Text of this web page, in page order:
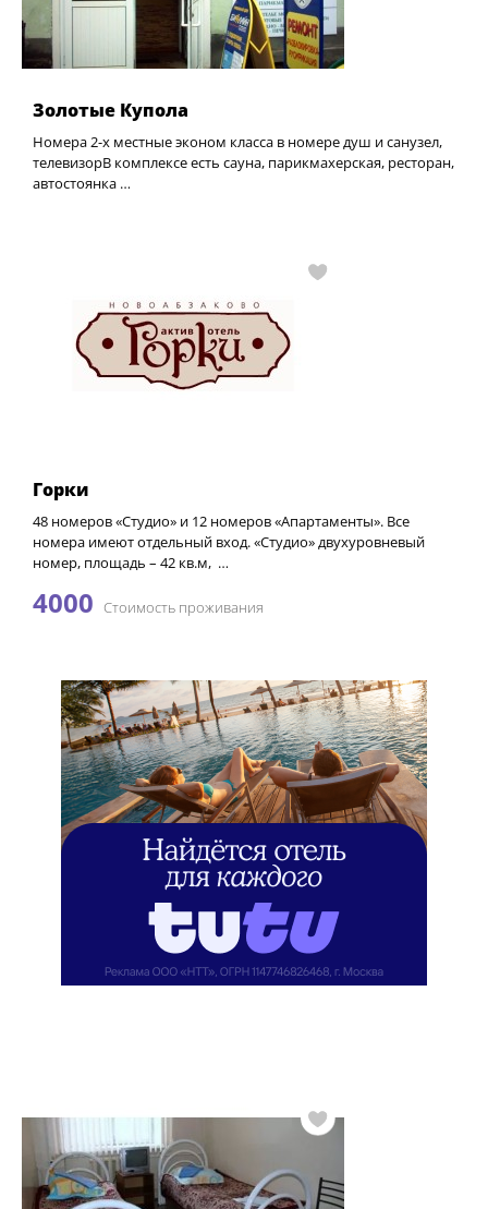
Золотые Купола
Номера 2-х местные эконом класса в номере душ и санузел,
телевизорВ комплексе есть сауна, парикмахерская, ресторан,
автостоянка …
Горки
48 номеров «Студио» и 12 номеров «Апартаменты». Все
номера имеют отдельный вход. «Студио» двухуровневый
номер, площадь – 42 кв.м, …
4000 Стоимость проживания